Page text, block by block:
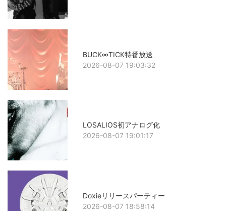
BUCK∞TICK特番放送
2026-08-07 19:03:32
LOSALIOS初アナログ化
2026-08-07 19:01:17
Doxieリリースパーティー
2026-08-07 18:58:14